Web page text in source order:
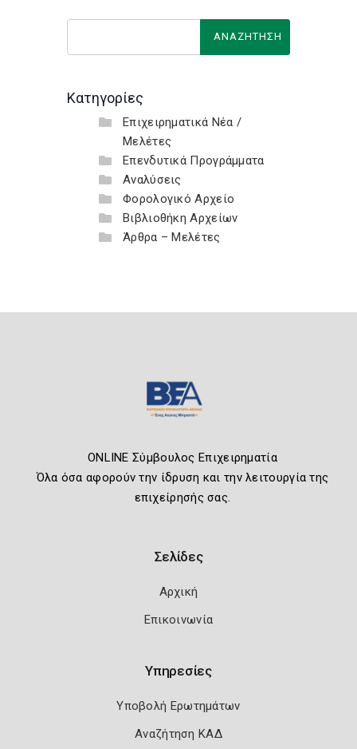
Κατηγορίες
Επιχειρηματικά Νέα /
Μελέτες
Επενδυτικά Προγράμματα
Αναλύσεις
Φορολογικό Αρχείο
Βιβλιοθήκη Αρχείων
Άρθρα – Μελέτες
ONLINE Σύμβουλος Επιχειρηματία
Όλα όσα αφορούν την ίδρυση και την λειτουργία της
επιχείρησής σας.
Σελίδες
Αρχική
Επικοινωνία
Υπηρεσίες
Υποβολή Ερωτημάτων
Αναζήτηση ΚΑΔ